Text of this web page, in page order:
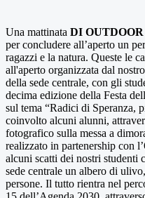
Una mattinata DI
per concludere all’aperto un
ragazzi e la natura. Queste le
all'aperto organizzata dal
della sede centrale, con gli
decima edizione della Festa
sul tema “Radici di Speranza,
coinvolto alcuni alunni,
fotografico sulla messa a
realizzato in partenership con
alcuni scatti dei nostri studenti
sede centrale un albero di
persone. Il tutto rientra nel